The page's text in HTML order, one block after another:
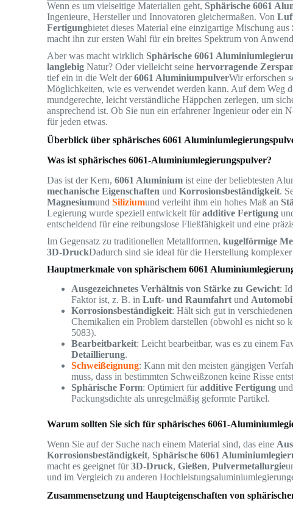
Wenn es um vielseitige Materialien geht, Sphärische 6061
Ingenieure, Hersteller und Innovatoren gleichermaßen. Von
Fertigungbietet dieses Material eine einzigartige Mischung aus
macht ihn zur ersten Wahl für ein breites Spektrum von
Aber was macht wirklich Sphärische 6061
langlebig Natur? Oder vielleicht seinehervorragende
tief ein in die Welt der6061 AluminiumpulverWir erforschen
Möglichkeiten, wie es verwendet werden kann. Auf dem Weg
mundgerechte, leicht verständliche Häppchen zerlegen, um
ansprechend ist. Ob Sie nun ein erfahrener Ingenieur oder ein
für jeden etwas.
Überblick über sphärisches 6061
Was ist sphärisches 6061-Aluminiumlegierungspulver?
Das ist der Kern,6061 Aluminium ist eine der beliebtesten
mechanische Eigenschaften undKorrosionsbeständigkeit.
MagnesiumundSiliziumund verleiht ihm ein hohes Maß an
Legierung wurde speziell entwickelt füradditive Fertigung
entscheidend für eine reibungslose Fließfähigkeit und eine
Im Gegensatz zu traditionellen Metallformen,kugelförmige
3D-DruckDadurch sind sie ideal für die Herstellung
Hauptmerkmale von sphärischem 6061
Ausgezeichnetes Verhältnis von Stärke zu Gewicht:
Faktor ist, z. B. inLuft- und Raumfahrt und
Korrosionsbeständigkeit: Hält sich gut in
Chemikalien ein Problem darstellen (obwohl es nicht so
5083).
Bearbeitbarkeit: Leicht bearbeitbar, was es zu einem
Detaillierung.
Schweißeignung: Kann mit den meisten gängigen
muss, dass in bestimmten Schweißzonen keine Risse
Sphärische Form: Optimiert füradditive Fertigung
Packungsdichte als unregelmäßig geformte Partikel.
Warum sollten Sie sich für sphärisches 6061-
Wenn Sie auf der Suche nach einem Material sind, das eine
Korrosionsbeständigkeit, Sphärische 6061
macht es geeignet für3D-Druck,Gießen,Pulvermetallurgie
und im Vergleich zu anderen
Zusammensetzung und Haupteigenschaften von